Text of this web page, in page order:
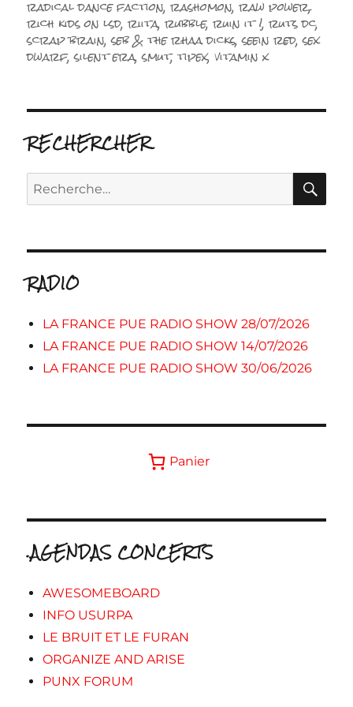
radical dance faction,rashomon,raw power,
rich kids on lsd,riita,rubble,ruin it !,ruts dc,
scrap brain,seb & the rhaa dicks,seein red,sex
dwarf,silent era,smut,tipex,vitamin x
RECHERCHER
Recherche
pour :
RADIO
LA FRANCE PUE RADIO SHOW 28/07/2026
LA FRANCE PUE RADIO SHOW 14/07/2026
LA FRANCE PUE RADIO SHOW 30/06/2026
Panier
.AGENDAS CONCERTS
AWESOMEBOARD
INFO USURPA
LE BRUIT ET LE FURAN
ORGANIZE AND ARISE
PUNX FORUM